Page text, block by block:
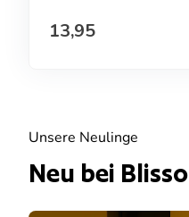
Regulärer Preis
13,95
Unsere Neulinge
Neu bei Blisso